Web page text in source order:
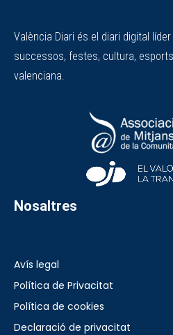
València Diari és el diari digital
successos, festes, cultura,
valenciana.
Nosaltres
Avís legal
Política de Privacitat
Política de cookies
Declaració de privacitat